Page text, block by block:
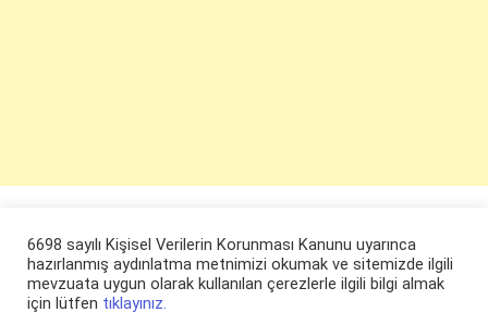
6698 sayılı Kişisel Verilerin Korunması Kanunu uyarınca
hazırlanmış aydınlatma metnimizi okumak ve sitemizde ilgili
mevzuata uygun olarak kullanılan çerezlerle ilgili bilgi almak
için lütfen tıklayınız.